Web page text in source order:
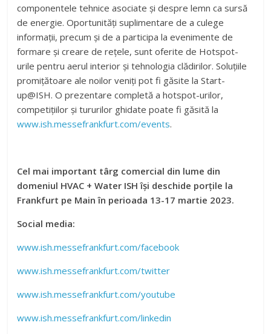
componentele tehnice asociate și despre lemn ca sursă
de energie. Oportunități suplimentare de a culege
informații, precum și de a participa la evenimente de
formare și creare de rețele, sunt oferite de Hotspot-
urile pentru aerul interior și tehnologia clădirilor. Soluțiile
promițătoare ale noilor veniți pot fi găsite la Start-
up@ISH. O prezentare completă a hotspot-urilor,
competițiilor și tururilor ghidate poate fi găsită la
www.ish.messefrankfurt.com/events.
Cel mai important târg comercial din lume din
domeniul HVAC + Water ISH își deschide porțile la
Frankfurt pe Main în perioada 13-17 martie 2023.
Social media:
www.ish.messefrankfurt.com/facebook
www.ish.messefrankfurt.com/twitter
www.ish.messefrankfurt.com/youtube
www.ish.messefrankfurt.com/linkedin